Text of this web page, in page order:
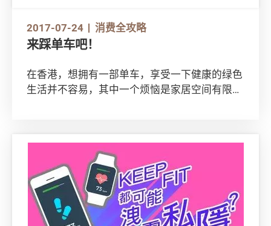
2017-07-24 消费全攻略
来踩单车吧！
在香港，想拥有一部单车，享受一下健康的绿色
生活并不容易，其中一个烦恼是家居空间有限，
这类单车价格悬殊，设计又略有不同，你是否懂
得如何挑选？今次的「Keep Fit」特集，告诉你
如何选择折合式单车。今个天，一齐来享受踩单
车的乐趣吧！